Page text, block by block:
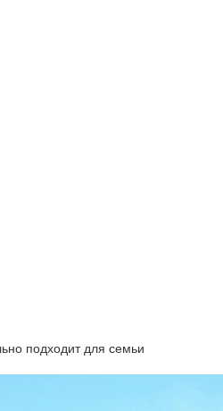
подходит для семьи